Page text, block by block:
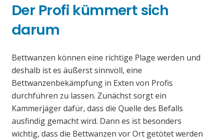
Der Profi kümmert sich
darum
Bettwanzen können eine richtige Plage werden und
deshalb ist es äußerst sinnvoll, eine
Bettwanzenbekämpfung in Exten von Profis
durchführen zu lassen. Zunächst sorgt ein
Kammerjäger dafür, dass die Quelle des Befalls
ausfindig gemacht wird. Dann es ist besonders
wichtig, dass die Bettwanzen vor Ort getötet werden